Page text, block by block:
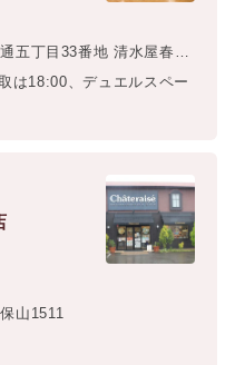
五丁目33番地 清水屋春日
は18:00、デュエルスペー
山1511